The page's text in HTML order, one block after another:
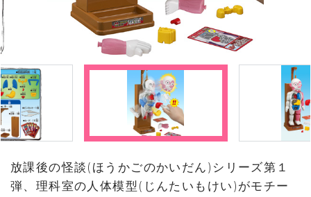
放課後の怪談(ほうかごのかいだん)シリーズ第１
弾、理科室の人体模型(じんたいもけい)がモチー